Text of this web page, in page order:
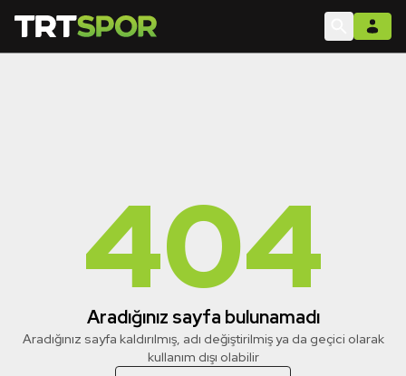
404
Aradığınız sayfa bulunamadı
Aradığınız sayfa kaldırılmış, adı değiştirilmiş ya da geçici olarak
kullanım dışı olabilir